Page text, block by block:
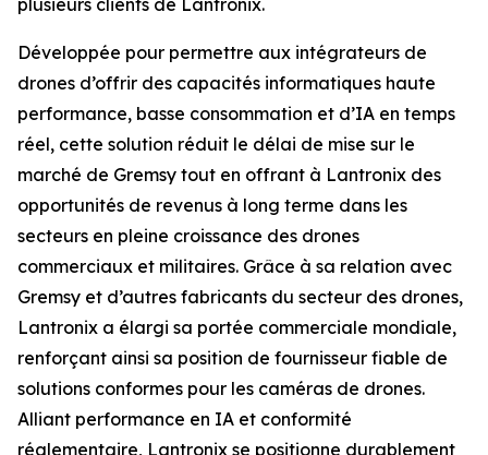
plusieurs clients de Lantronix.
Développée pour permettre aux intégrateurs de
drones d’offrir des capacités informatiques haute
performance, basse consommation et d’IA en temps
réel, cette solution réduit le délai de mise sur le
marché de Gremsy tout en offrant à Lantronix des
opportunités de revenus à long terme dans les
secteurs en pleine croissance des drones
commerciaux et militaires. Grâce à sa relation avec
Gremsy et d’autres fabricants du secteur des drones,
Lantronix a élargi sa portée commerciale mondiale,
renforçant ainsi sa position de fournisseur fiable de
solutions conformes pour les caméras de drones.
Alliant performance en IA et conformité
réglementaire, Lantronix se positionne durablement